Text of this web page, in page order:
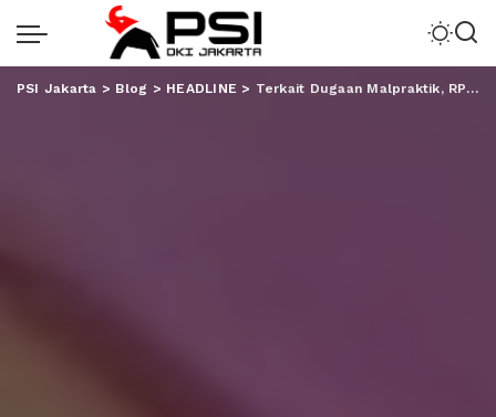
PSI Jakarta > Blog > HEADLINE > Terkait Dugaan Malpraktik, RPA Akan Bawa ke Ranah Hukum